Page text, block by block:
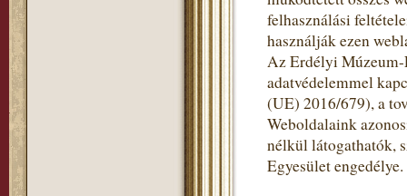
felhasználási
használják ezen
Az Erdélyi Múzeum-
adatvédelemmel
(UE) 2016/679), a
Weboldalaink
nélkül látogathatók,
Egyesület engedélye.